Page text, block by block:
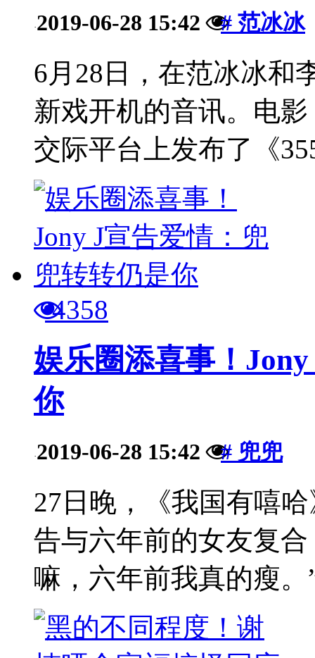
·2019-06-28 15:42 # 范冰冰
6月28日，在范冰冰和
新戏开机的音讯。电
交际平台上发布了《
4358
娱乐圈添喜事！
你
·2019-06-28 15:42 # 兜兜
27日晚，《我国有嘻
告与六年前的女友复
嘛，六年前我真的瘦。